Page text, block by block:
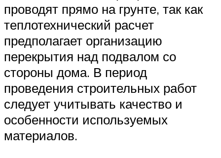
проводят прямо на грунте, так как
теплотехнический расчет
предполагает организацию
перекрытия над подвалом со
стороны дома. В период
проведения строительных работ
следует учитывать качество и
особенности используемых
материалов.